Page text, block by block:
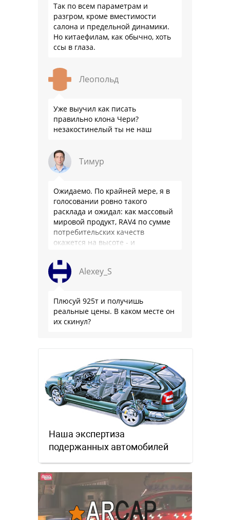
Так по всем параметрам и
разгром, кроме вместимости
салона и предельной динамики.
Но китаефилам, как обычно, хоть
ссы в глаза.
Леопольд
Уже выучил как писать
правильно клона Чери?
незакостинелый ты не наш
Тимур
Ожидаемо. По крайней мере, я в
голосовании ровно такого
расклада и ожидал: как массовый
мировой продукт, RAV4 по сумме
потребительских качеств
окажется на высоте - и
такое слово …
Alexey_S
Плюсуй 925т и получишь
реальные цены. В каком месте он
их скинул?
Наша экспертиза
подержанных автомобилей